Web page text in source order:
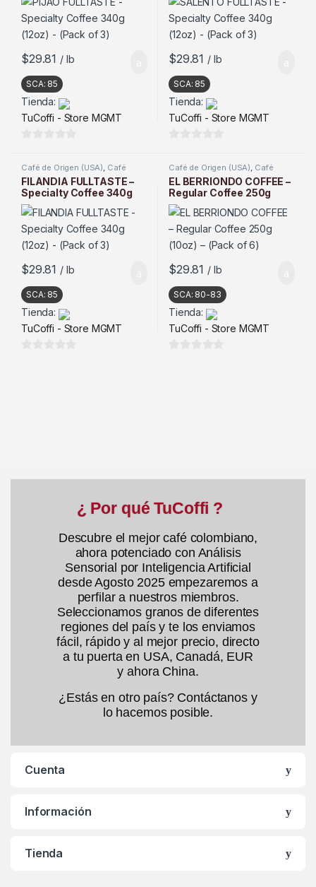
$29.81 / lb
SCA: 85
Tienda:
TuCoffi - Store MGMT
d
e
5
$29.81 / lb
SCA: 85
Tienda:
TuCoffi - Store MGMT
d
e
5
Café de Origen (USA) Café
FILANDIA FULLTASTE –
Specialty Coffee 340g
(12oz) – (Pack of 3)
$29.81 / lb
SCA: 85
Tienda:
TuCoffi - Store MGMT
Café de Origen (USA) Café
EL BERRIONDO COFFEE –
Regular Coffee 250g
(10oz) – (Pack of 6)
$29.81 / lb
SCA: 80-83
Tienda:
TuCoffi - Store MGMT
¿ Por qué TuCoffi ?
Descubre el mejor café colombiano,
ahora potenciado con Análisis
Sensorial por Inteligencia Artificial
desde Agosto 2025 empezaremos a
perfilar a nuestros miembros.
Seleccionamos granos de diferentes
regiones del país y te los enviamos
fácil, rápido y al mejor precio, directo
a tu puerta en USA, Canadá, EUR
y ahora China.
¿Estás en otro país? Contáctanos y
lo hacemos posible.
Cuenta
Información
Tienda